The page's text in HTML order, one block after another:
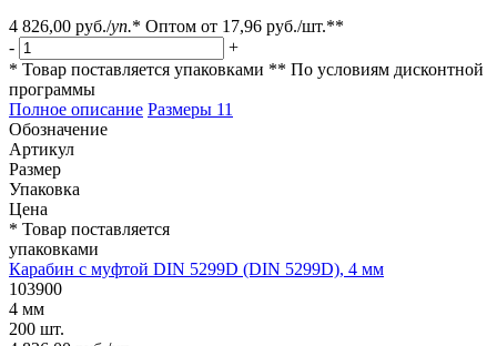
4 826,00 руб./уп.* Оптом от 17,96 руб./шт.**
-
+
* Товар поставляется упаковками ** По условиям дисконтной
программы
Полное описание Размеры 11
Обозначение
Артикул
Размер
Упаковка
Цена
* Товар поставляется
упаковками
Карабин с муфтой DIN 5299D (DIN 5299D), 4 мм
103900
4 мм
200 шт.